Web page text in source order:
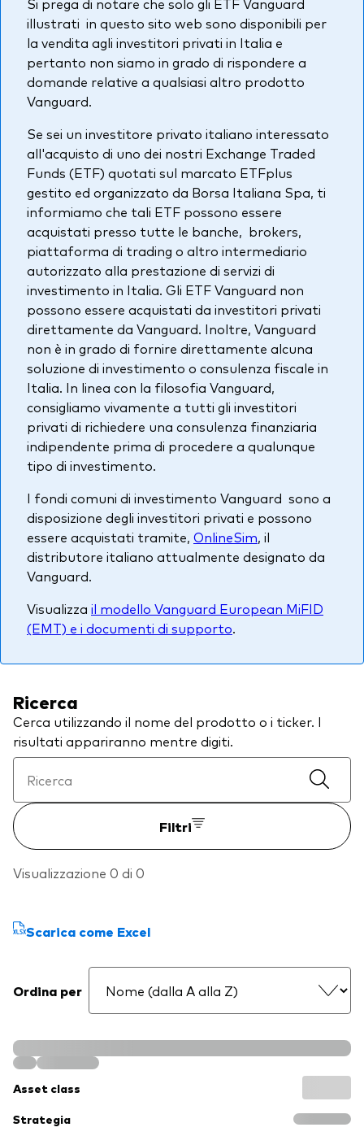
Azionario
Obbligazionario
Multi-asset
Stile di gestione
Attiva
Passiva
Documenti importanti
Investi con Vanguard
illustrati in questo sito web sono disponibili per
la vendita agli investitori privati in Italia e
pertanto non siamo in grado di rispondere a
domande relative a qualsiasi altro prodotto
Vanguard.
Se sei un investitore privato italiano interessato
all'acquisto di uno dei nostri Exchange Traded
Funds (ETF) quotati sul marcato ETFplus
gestito ed organizzato da Borsa Italiana Spa, ti
informiamo che tali ETF possono essere
acquistati presso tutte le banche, brokers,
piattaforma di trading o altro intermediario
autorizzato alla prestazione di servizi di
investimento in Italia. Gli ETF Vanguard non
possono essere acquistati da investitori privati
direttamente da Vanguard. Inoltre, Vanguard
non è in grado di fornire direttamente alcuna
soluzione di investimento o consulenza fiscale in
Italia. In linea con la filosofia Vanguard,
consigliamo vivamente a tutti gli investitori
privati di richiedere una consulenza finanziaria
indipendente prima di procedere a qualunque
tipo di investimento.
I fondi comuni di investimento Vanguard sono a
disposizione degli investitori privati e possono
essere acquistati tramite, OnlineSim, il
distributore italiano attualmente designato da
Vanguard.
Visualizza il modello Vanguard European MiFID
(EMT) e i documenti di supporto.
Ricerca
Cerca utilizzando il nome del prodotto o i ticker. I
risultati appariranno mentre digiti.
Filtri
Visualizzazione 0 di 0
Scarica come Excel
Ordina per
Asset class
Strategia